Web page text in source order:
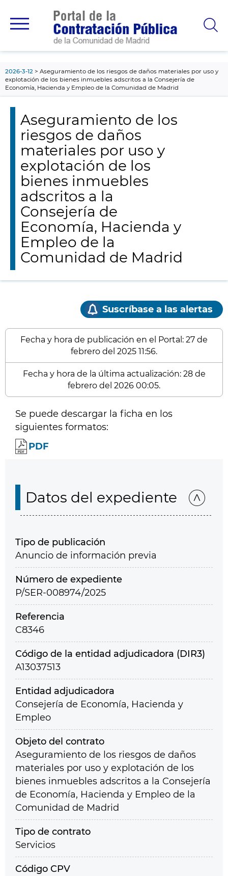
principal
2026-3-12
Aseguramiento de los riesgos de daños materiales por uso y
explotación de los bienes inmuebles adscritos a la Consejería de
Economía, Hacienda y Empleo de la Comunidad de Madrid
Aseguramiento de los
riesgos de daños
materiales por uso y
explotación de los
bienes inmuebles
adscritos a la
Consejería de
Economía, Hacienda y
Empleo de la
Comunidad de Madrid
Suscríbase a las alertas
Fecha y hora de publicación en el Portal: 27 de
febrero del 2025 11:56.
Fecha y hora de la última actualización: 28 de
febrero del 2026 00:05.
Se puede descargar la ficha en los
siguientes formatos:
PDF
Datos del expediente
Tipo de publicación
Anuncio de información previa
Número de expediente
P/SER-008974/2025
Referencia
C8346
Código de la entidad adjudicadora (DIR3)
A13037513
Entidad adjudicadora
Consejería de Economía, Hacienda y
Empleo
Objeto del contrato
Aseguramiento de los riesgos de daños
materiales por uso y explotación de los
bienes inmuebles adscritos a la Consejería
de Economía, Hacienda y Empleo de la
Comunidad de Madrid
Tipo de contrato
Servicios
Código CPV